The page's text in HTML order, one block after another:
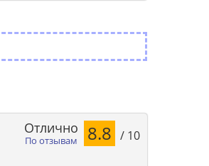
По отзывам
Отлично 8.8 / 10